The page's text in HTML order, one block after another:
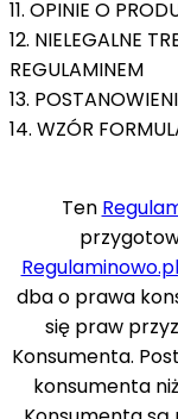
11. OPINIE O
12. NIELEGALNE
REGULAMINEM
13.
14. WZÓR
Ten
Regulaminowo.pl
dba o prawa
się praw
Konsumenta.
konsumenta